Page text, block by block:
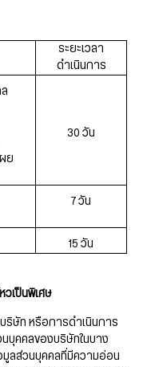
ระยะเวลา
ดำเนินการ
ย
30 วัน
7 วัน
15 วัน
วเป็นพิเศษ
ริษัท หรือการดำเนินการ
บุคคลของบริษัทในบาง
ลส่วนบุคคลที่มีความอ่อน